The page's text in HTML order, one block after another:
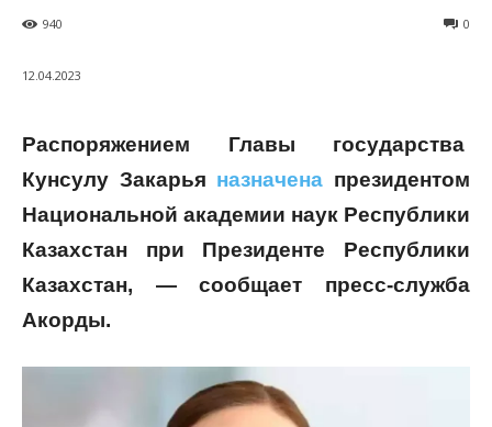
0
940
12.04.2023
Распоряжением Главы государства
Кунсулу Закарья назначена президентом
Национальной академии наук Республики
Казахстан при Президенте Республики
Казахстан, — сообщает пресс-служба
Акорды.